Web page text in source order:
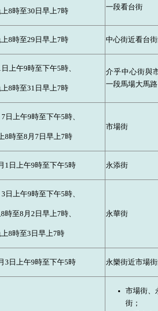
8時至30日早上7時
一段看台街
8時至29日早上7時 中心街近看台
上午9時至下午5時、
8時至31日早上7時
介乎中心街與
一段馬場大馬路
日上午9時至下午5時、
8時至8月7日早上7時
市場街
1日上午9時至下午5時 永添街
日上午9時至下午5時、
時至8月2日早上7時、
8時至3日早上7時
永華街
3日上午9時至下午5時 永樂街近市場
市場街、
街；